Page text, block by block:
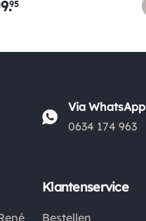
9.95
Via WhatsApp
0634 174 963
Klantenservice
Bestellen